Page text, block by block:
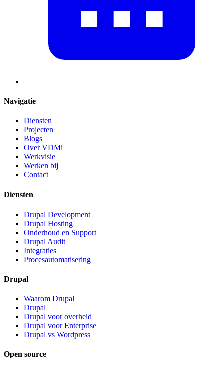
Navigatie
Diensten
Projecten
Blogs
Over VDMi
Werkvisie
Werken bij
Contact
Diensten
Drupal Development
Drupal Hosting
Onderhoud en Support
Drupal Audit
Integraties
Procesautomatisering
Drupal
Waarom Drupal
Drupal
Drupal voor overheid
Drupal voor Enterprise
Drupal vs Wordpress
Open source